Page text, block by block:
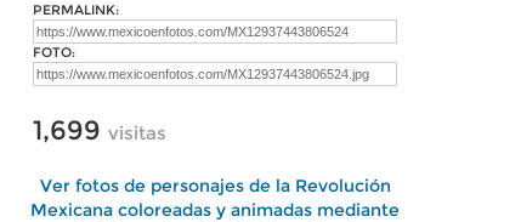
PERMALINK:
FOTO:
1,699 visitas
Ver fotos de personajes de la Revolución
Mexicana coloreadas y animadas mediante